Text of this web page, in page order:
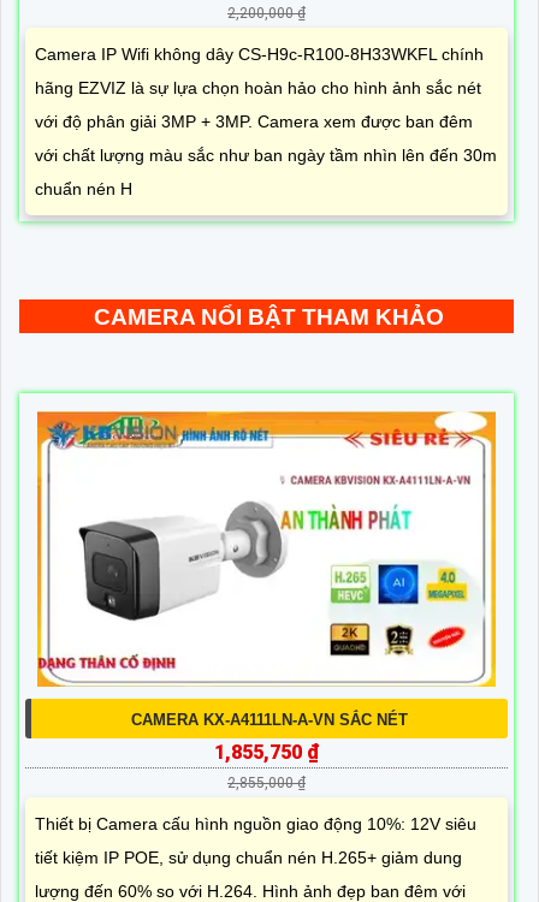
2,200,000 ₫
Camera IP Wifi không dây CS-H9c-R100-8H33WKFL chính
hãng EZVIZ là sự lựa chọn hoàn hảo cho hình ảnh sắc nét
với độ phân giải 3MP + 3MP. Camera xem được ban đêm
với chất lượng màu sắc như ban ngày tầm nhìn lên đến 30m
chuẩn nén H
CAMERA NỔI BẬT THAM KHẢO
CAMERA KX-A4111LN-A-VN SẮC NÉT
1,855,750 ₫
2,855,000 ₫
Thiết bị Camera cấu hình nguồn giao động 10%: 12V siêu
tiết kiệm IP POE, sử dụng chuẩn nén H.265+ giảm dung
lượng đến 60% so với H.264. Hình ảnh đẹp ban đêm với